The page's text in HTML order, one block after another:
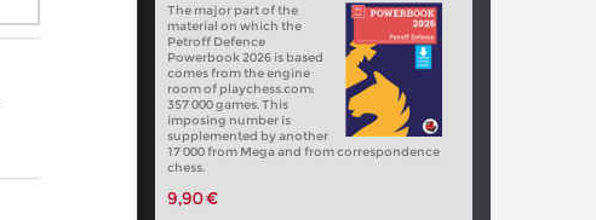
The major part of the
material on which the
Petroff Defence
Powerbook 2026 is based
comes from the engine
room of playchess.com:
357 000 games. This
imposing number is
supplemented by another
17 000 from Mega and from correspondence
chess.
9,90 €